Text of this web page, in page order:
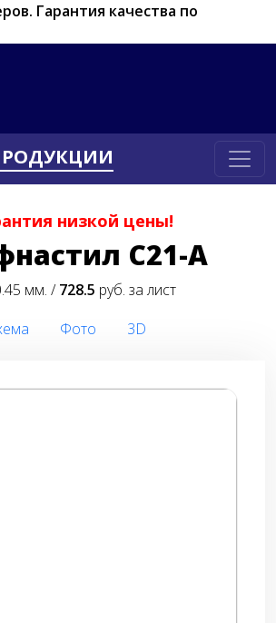
Гарантия качества по
низкой цены!
С21-А
мм. /728.5 руб. за лист
Фото 3D